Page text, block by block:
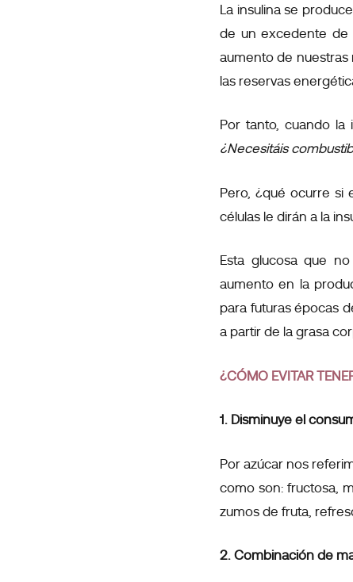
La insulina se
de un excedente de
aumento de nuestras
las reservas
Por tanto, cuando la
¿Necesitáis
Pero, ¿qué ocurre si
células le dirán a la
Esta glucosa que
aumento en la
para futuras épocas
a partir de la grasa
¿CÓMO EVITAR
1. Disminuye el
Por azúcar nos
como son: fructosa,
zumos de fruta,
2. Combinación de